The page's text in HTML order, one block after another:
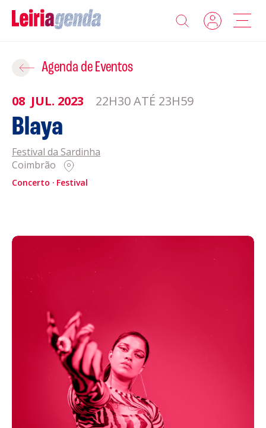
Agenda
Sobre a Leiriagenda
Promotores
Clubes Desportivos
Agenda de Eventos
08 JUL. 2023 22H30 ATÉ 23H59
Blaya
Festival da Sardinha
Coimbrão
Concerto Festival
Adicionar ao Roteiro
ROTEIROS EXISTENTES
CRIAR NOVO